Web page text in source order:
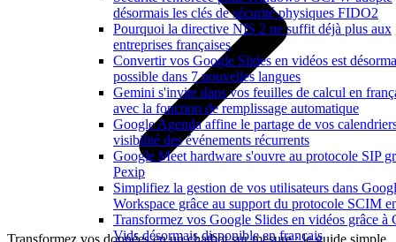
désormais les clés de sécurité physiques FIDO2
Pourquoi la directive NIS 2 ne suffit déjà plus aux
entreprises françaises
Convertir vos Google Slides en vidéos est
possible dans 7 nouvelles langues
Gemini s'invite dans vos feuilles de calcul en
avec la fonction de remplissage automatique
Google Agenda affine le partage de vos
visibilité des événements récurrents
Google Meet hardware s'ouvre au protocole SIP
Pexip
Simplifiez la gestion de vos utilisateurs dans
Workspace grâce au support du protocole SCIM
Transformez vos Google Slides en vidéos grâce à
Vids désormais disponible en français
Transformez vos données en un chatbot sur mesure : le guide simple